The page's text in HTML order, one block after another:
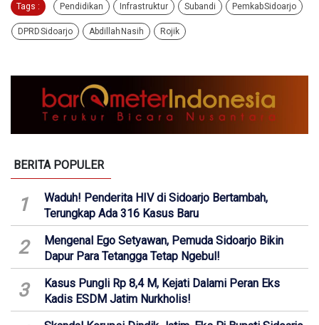
Tags : Pendidikan Infrastruktur Subandi Pemkab Sidoarjo
DPRD Sidoarjo Abdillah Nasih Rojik
BERITA POPULER
1
Waduh! Penderita HIV di Sidoarjo Bertambah,
Terungkap Ada 316 Kasus Baru
2
Mengenal Ego Setyawan, Pemuda Sidoarjo Bikin
Dapur Para Tetangga Tetap Ngebul!
3
Kasus Pungli Rp 8,4 M, Kejati Dalami Peran Eks
Kadis ESDM Jatim Nurkholis!